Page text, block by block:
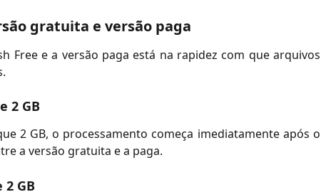
gratuita e versão paga
Free e a versão paga está na rapidez com que arquivos
2 GB
2 GB, o processamento começa imediatamente após o
a versão gratuita e a paga.
GB